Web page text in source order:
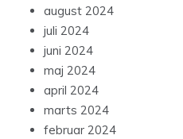
august 2024
juli 2024
juni 2024
maj 2024
april 2024
marts 2024
februar 2024